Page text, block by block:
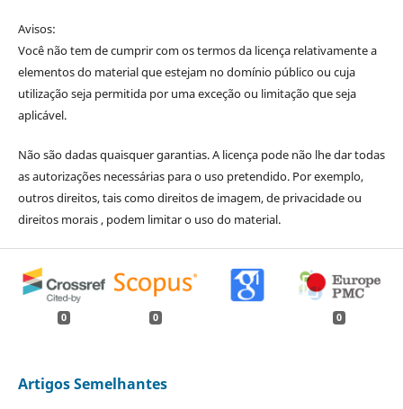
Avisos:
Você não tem de cumprir com os termos da licença relativamente a
elementos do material que estejam no domínio público ou cuja
utilização seja permitida por uma exceção ou limitação que seja
aplicável.
Não são dadas quaisquer garantias. A licença pode não lhe dar todas
as autorizações necessárias para o uso pretendido. Por exemplo,
outros direitos, tais como direitos de imagem, de privacidade ou
direitos morais , podem limitar o uso do material.
0 0 0
Artigos Semelhantes